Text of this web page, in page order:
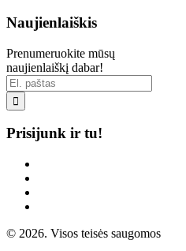
Naujienlaiškis
Prenumeruokite mūsų
naujienlaiškį dabar!

Prisijunk ir tu!
© 2026. Visos teisės saugomos